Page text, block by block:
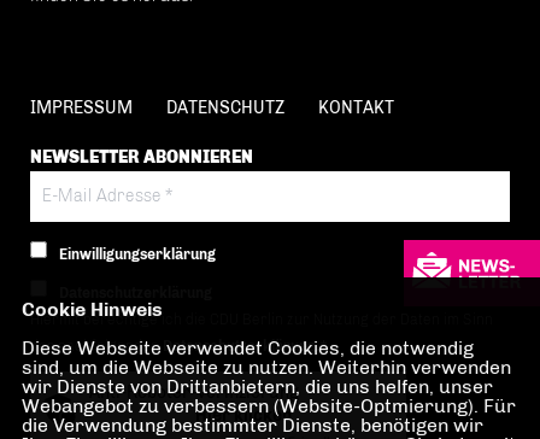
IMPRESSUM DATENSCHUTZ KONTAKT
NEWSLETTER ABONNIEREN
Einwilligungserklärung
Hiermit berechtige ich die CDU Berlin zur Nutzung der Daten im Sinn
der nachfolgenden Datenschutzerklärung.*
Anti-Roboter-Verifizierung
Hier klicken
Cookie Hinweis
Diese Webseite verwendet Cookies, die notwendig
sind, um die Webseite zu nutzen. Weiterhin verwenden
wir Dienste von Drittanbietern, die uns helfen, unser
Webangebot zu verbessern (Website-Optmierung). Für
die Verwendung bestimmter Dienste, benötigen wir